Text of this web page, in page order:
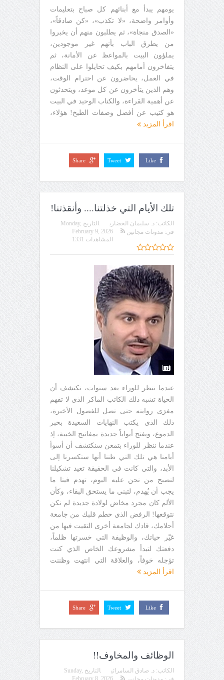
يومهم يبدأ مع أبنائهم كل صباح بتعليمات
وأوامر واضحة، «لا تكذب»، «كن صادقاً»،
«الصدق منجاة»، ثم يطلبون منهم أن يخبروا
من يطرق الباب بأنهم غير موجودين،
يملؤون البيت بالمواعظ عن الأمانة، ثم
يتفاخرون أمامهم بكيف تحايلوا على النظام
في العمل، يحاضرون عن احترام الوقت،
وهم الذين يتأخرون عن كل موعد، ويتحدثون
عن أهمية القراءة، والكتاب الوحيد في البيت
هو كتيب عن أفضل وصفات الطبخ! هؤلاء،
اقرأ المزيد
Like
Tweet
Share
تلك الأيام التي خذلتنا.... وأنقذتنا!
الكاتب: د. سليمان الخضاري التاريخ Monday,
February 9, 2026
في: مدونات مجانين
المشاهدات 1331
عندما ننظر للوراء بعد سنوات، نكتشف أن
الحياة تشبه ذلك الكاتب الماكر الذي لا تفهم
مغزى روايته حتى تصل للفصول الأخيرة،
ذلك الذي يكتب النهايات السعيدة بحبر
الدموع، ويفتح أبواباً جديدة بمفاتيح الخيبة، إذ
عندما ننظر للوراء بتمعن سنكتشف أن أسوأ
أيامنا هي تلك التي ظننا أنها ستكسرنا إلى
الأبد، والتي كانت في الحقيقة تعيد تشكيلنا
لنصبح من نحن عليه اليوم، تهدم فينا ما
يجب أن يُهدم، لتبني ما يستحق البقاء، وكأن
الألم كان مجرد مخاض لولادة جديدة لم نكن
نتوقعها! الرفض الذي حطم قلبك من جامعة
أحلامك، قادك لجامعة أخرى التقيت فيها من
غيّر حياتك، والوظيفة التي خسرتها ظلماً،
دفعتك لتبدأ مشروعك الخاص الذي كنت
تؤجله خوفاً، والعلاقة التي انتهت وظننت
اقرأ المزيد
Like
Tweet
Share
الوظائف والمخاوف!!
الكاتب: د. صادق السامرائي التاريخ Sunday,
February 8, 2026